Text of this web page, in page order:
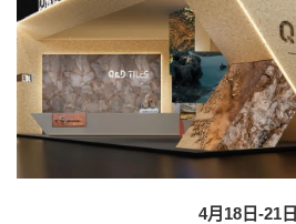
4月18日-21日